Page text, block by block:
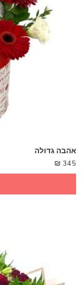
אהבה גדולה
345
₪